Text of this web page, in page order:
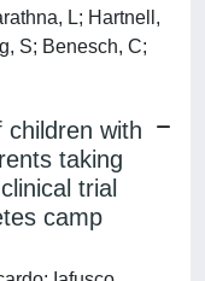
L; Hartnell,
S; Benesch, C;
children with
taking
trial
camp